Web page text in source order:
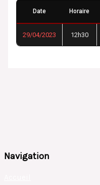
Date Horaire
29/04/2023 12h30
Navigation